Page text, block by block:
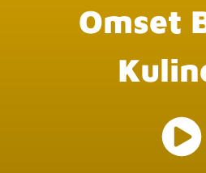
Omset